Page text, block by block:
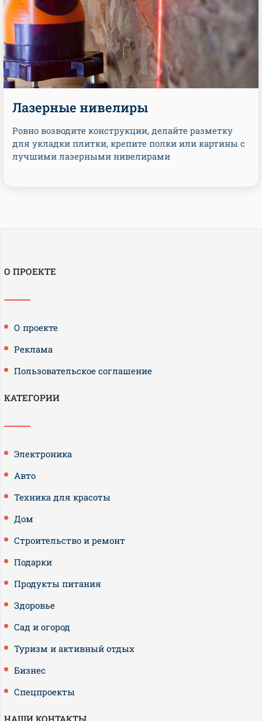
Лазерные нивелиры
Ровно возводите конструкции, делайте разметку
для укладки плитки, крепите полки или картины с
лучшими лазерными нивелирами
О ПРОЕКТЕ
О проекте
Реклама
Пользовательское соглашение
КАТЕГОРИИ
Электроника
Авто
Техника для красоты
Дом
Строительство и ремонт
Подарки
Продукты питания
Здоровье
Сад и огород
Туризм и активный отдых
Бизнес
Спецпроекты
НАШИ КОНТАКТЫ